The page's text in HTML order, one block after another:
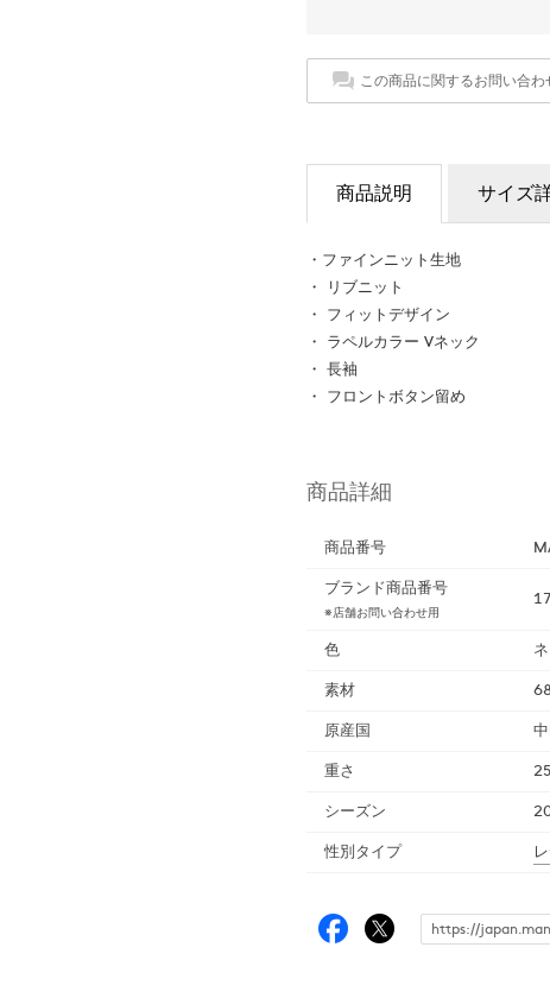
この商品に関するお問い合わ
商品説明 サイズ
・ファインニット生地
・ リブニット
・ フィットデザイン
・ ラペルカラー Vネック
・ 長袖
・ フロントボタン留め
商品詳細
商品番号
ブランド商品番号
※店舗お問い合わせ用
色
素材
原産国
重さ
シーズン
性別タイプ